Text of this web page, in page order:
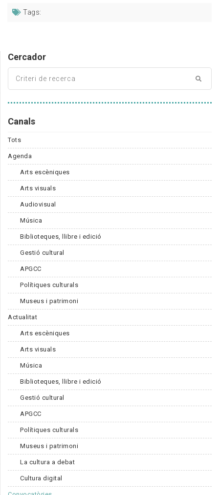
Tags:
Cercador
Canals
Tots
Agenda
Arts escèniques
Arts visuals
Audiovisual
Música
Biblioteques, llibre i edició
Gestió cultural
APGCC
Polítiques culturals
Museus i patrimoni
Actualitat
Arts escèniques
Arts visuals
Música
Biblioteques, llibre i edició
Gestió cultural
APGCC
Polítiques culturals
Museus i patrimoni
La cultura a debat
Cultura digital